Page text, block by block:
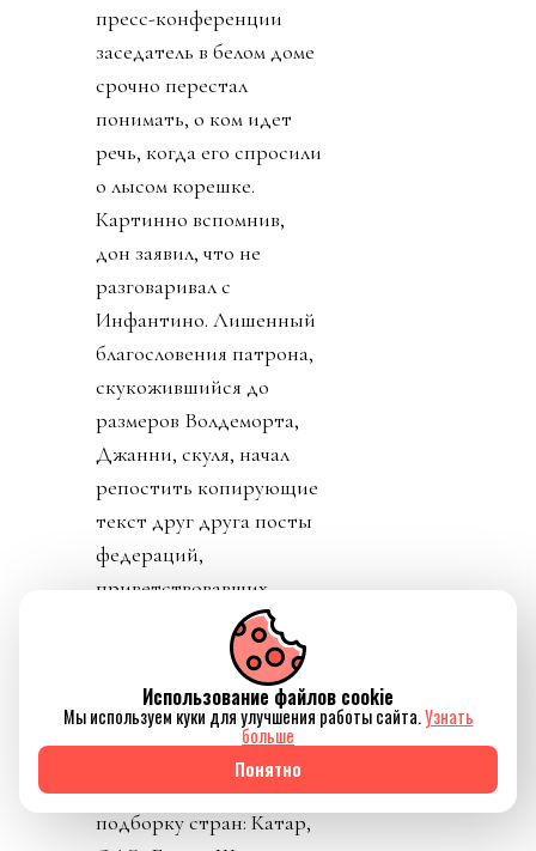
пресс-конференции
заседатель в белом доме
срочно перестал
понимать, о ком идет
речь, когда его спросили
о лысом корешке.
Картинно вспомнив,
дон заявил, что не
разговаривал с
Инфантино. Лишенный
благословения патрона,
скукожившийся до
размеров Волдеморта,
Джанни, скуля, начал
репостить копирующие
текст друг друга посты
федераций,
приветствовавших
Инфантино, отменить
план прихватизации.
Опять смотрим что
равно и рассматриваем
подборку стран: Катар,
Использование файлов cookie
Мы используем куки для улучшения работы сайта.Узнать
больше
Понятно